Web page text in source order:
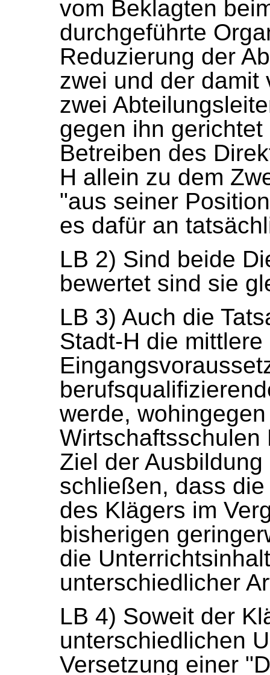
vom Beklagten
durchgeführte
Reduzierung der
zwei und der damit
zwei
gegen ihn
Betreiben des
H allein zu dem
"aus seiner
es dafür an
LB 2) Sind beide
bewertet sind sie
LB 3) Auch die
Stadt-H die mittlere
werde,
Wirtschaftsschulen
Ziel der
schließen, dass
des Klägers im
bisherigen
die
unterschiedlicher
LB 4) Soweit der
unterschiedlichen
Versetzung einer